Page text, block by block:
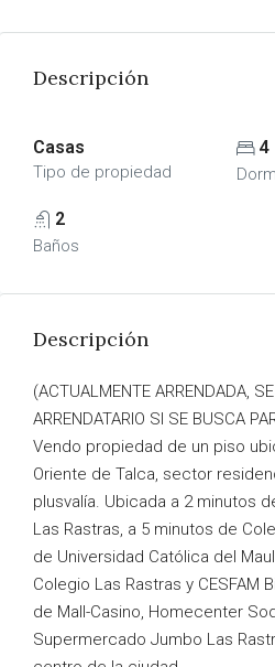
Descripción
Casas
Tipo de propiedad
4
2
Baños
Descripción
(ACTUALMENTE ARRENDADA,
ARRENDATARIO SI SE BUSCA
Vendo propiedad de un piso
Oriente de Talca, sector
plusvalía. Ubicada a 2 minutos
Las Rastras, a 5 minutos de
de Universidad Católica del
Colegio Las Rastras y CESFAM
de Mall-Casino, Homecenter
Supermercado Jumbo Las